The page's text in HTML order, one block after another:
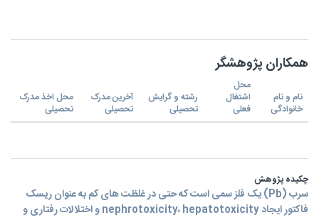
همکاران پژوهشگر
نام و نام
خانوادگی
محل
اشتغال
فعلی
رشته و گرایش
تحصیلی
آخرین مدرک
تحصیلی
محل اخذ مدرک
تحصیلی
چکیده پژوهش
سرب (Pb) یک فلز سمی است که حتی در غلظت های کم به عنوان ریسک
فاکتور ایجاد nephrotoxicity، hepatotoxicity و اختلالات رفتاری و